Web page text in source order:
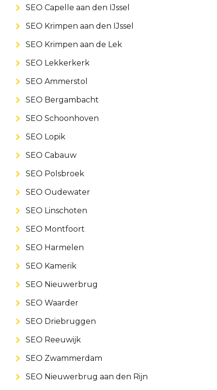
SEO Capelle aan den IJssel
SEO Krimpen aan den IJssel
SEO Krimpen aan de Lek
SEO Lekkerkerk
SEO Ammerstol
SEO Bergambacht
SEO Schoonhoven
SEO Lopik
SEO Cabauw
SEO Polsbroek
SEO Oudewater
SEO Linschoten
SEO Montfoort
SEO Harmelen
SEO Kamerik
SEO Nieuwerbrug
SEO Waarder
SEO Driebruggen
SEO Reeuwijk
SEO Zwammerdam
SEO Nieuwerbrug aan den Rijn